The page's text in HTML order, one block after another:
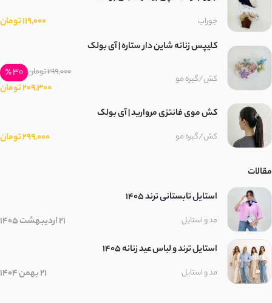
جوراب
119,000 تومان
کلیپس زنانه شاین دار ستاره | آی بولک
کش/گیره مو
299,000 تومان
30 ٪
209,300 تومان
کش موی فانتزی مروارید | آی بولک
کش/گیره مو 299,000 تومان
مقالات
استایل تابستانی ترند ۱۴۰۵
مد و استایل
21 اردیبهشت 1405
استایل ترند و لباس عید زنانه 1405
مد و استایل 21 بهمن 1404